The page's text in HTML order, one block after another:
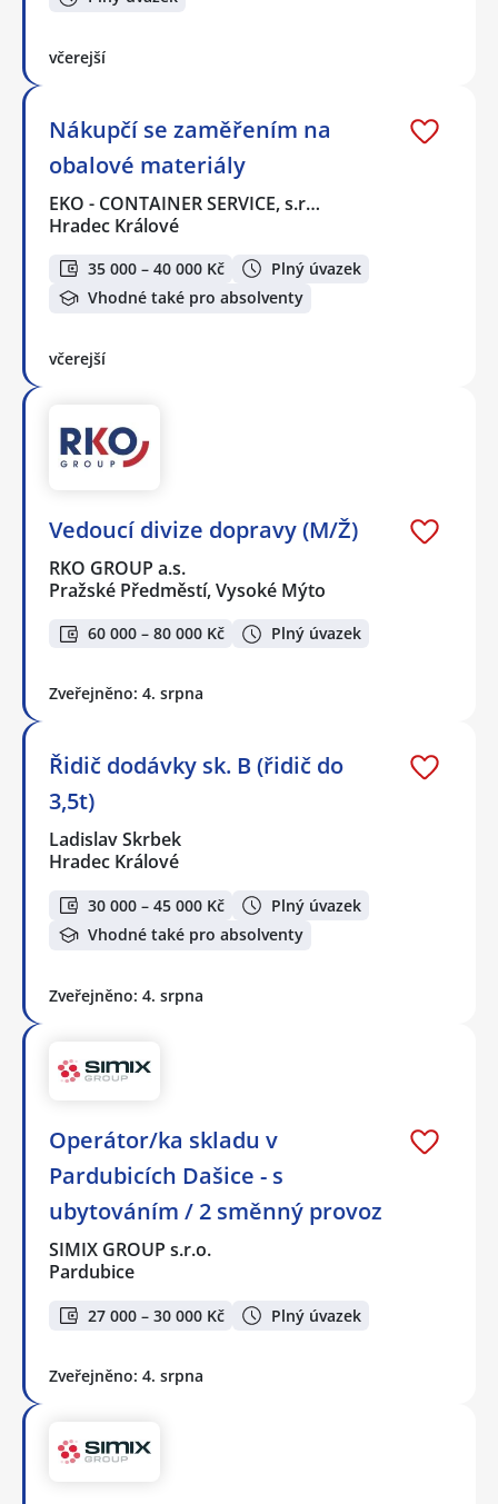
včerejší
Nákupčí se zaměřením na
obalové materiály
EKO - CONTAINER SERVICE, s.r…
Hradec Králové
35 000 – 40 000 Kč
Plný úvazek
Vhodné také pro absolventy
včerejší
Vedoucí divize dopravy (M/Ž)
RKO GROUP a.s.
Pražské Předměstí, Vysoké Mýto
60 000 – 80 000 Kč Plný úvazek
Zveřejněno: 4. srpna
Řidič dodávky sk. B (řidič do
3,5t)
Ladislav Skrbek
Hradec Králové
30 000 – 45 000 Kč
Plný úvazek
Vhodné také pro absolventy
Zveřejněno: 4. srpna
Operátor/ka skladu v
Pardubicích Dašice - s
ubytováním / 2 směnný provoz
SIMIX GROUP s.r.o.
Pardubice
27 000 – 30 000 Kč Plný úvazek
Zveřejněno: 4. srpna